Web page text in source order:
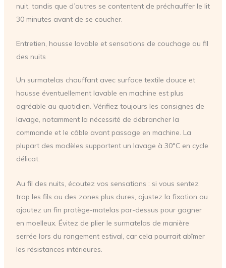
nuit, tandis que d’autres se contentent de préchauffer le lit
30 minutes avant de se coucher.
Entretien, housse lavable et sensations de couchage au fil
des nuits
Un surmatelas chauffant avec surface textile douce et
housse éventuellement lavable en machine est plus
agréable au quotidien. Vérifiez toujours les consignes de
lavage, notamment la nécessité de débrancher la
commande et le câble avant passage en machine. La
plupart des modèles supportent un lavage à 30°C en cycle
délicat.
Au fil des nuits, écoutez vos sensations : si vous sentez
trop les fils ou des zones plus dures, ajustez la fixation ou
ajoutez un fin protège-matelas par-dessus pour gagner
en moelleux. Évitez de plier le surmatelas de manière
serrée lors du rangement estival, car cela pourrait abîmer
les résistances intérieures.